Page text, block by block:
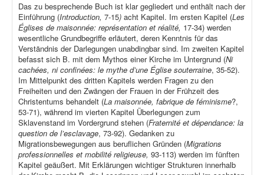
Das zu besprechende Buch ist klar gegliedert und enthält nach der
Einführung (Introduction, 7-15) acht Kapitel. Im ersten Kapitel (Les
Églises de maisonnée: représentation et réalité, 17-34) werden
wesentliche Grundbegriffe erläutert, deren Kenntnis für das
Verständnis der Darlegungen unabdingbar sind. Im zweiten Kapitel
befasst sich B. mit dem Mythos einer Kirche im Untergrund (Ni
cachées, ni confinées: le mythe d’une Église souterraine, 35-52).
Im Mittelpunkt des dritten Kapitels werden Fragen zu den
Freiheiten und den Zwängen der Frauen in der Frühzeit des
Christentums behandelt (La maisonnée, fabrique de féminisme?,
53-71), während im vierten Kapitel Überlegungen zum
Sklavenstand im Vordergrund stehen (Fraternité et dépendance: la
question de l’esclavage, 73-92). Gedanken zu
Migrationsbewegungen aus beruflichen Gründen (Migrations
professionnelles et mobilité religieuse, 93-113) werden im fünften
Kapitel geäußert. Mit Erklärungen wichtiger Strukturen innerhalb